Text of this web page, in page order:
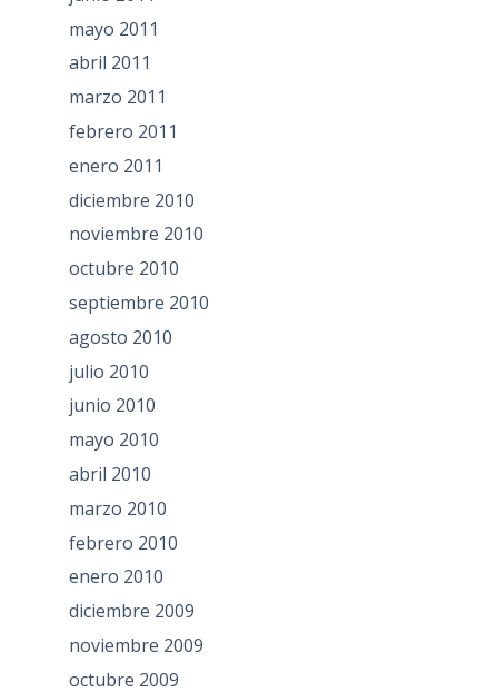
mayo 2011
abril 2011
marzo 2011
febrero 2011
enero 2011
diciembre 2010
noviembre 2010
octubre 2010
septiembre 2010
agosto 2010
julio 2010
junio 2010
mayo 2010
abril 2010
marzo 2010
febrero 2010
enero 2010
diciembre 2009
noviembre 2009
octubre 2009